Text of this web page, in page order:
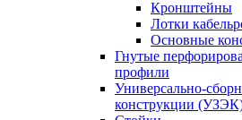
Кронштейны
Лотки
Основные
Гнутые
профили
Универсально-
конструкции